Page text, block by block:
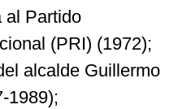
al Partido
(PRI) (1972);
alcalde Guillermo
1989);